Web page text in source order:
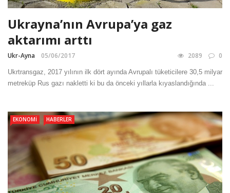
Ukrayna’nın Avrupa’ya gaz
aktarımı arttı
Ukr-Ayna 05/06/2017 2089 0
Ukrtransgaz, 2017 yılının ilk dört ayında Avrupalı tüketicilere 30,5 milyar
metreküp Rus gazı nakletti ki bu da önceki yıllarla kıyaslandığında ...
EKONOMI HABERLER